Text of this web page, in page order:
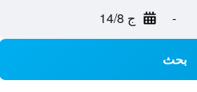
- ج 14/8
بحث